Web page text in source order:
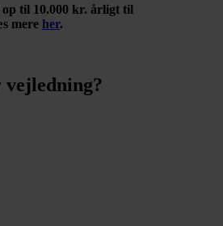
til 10.000 kr. årligt til
mere her.